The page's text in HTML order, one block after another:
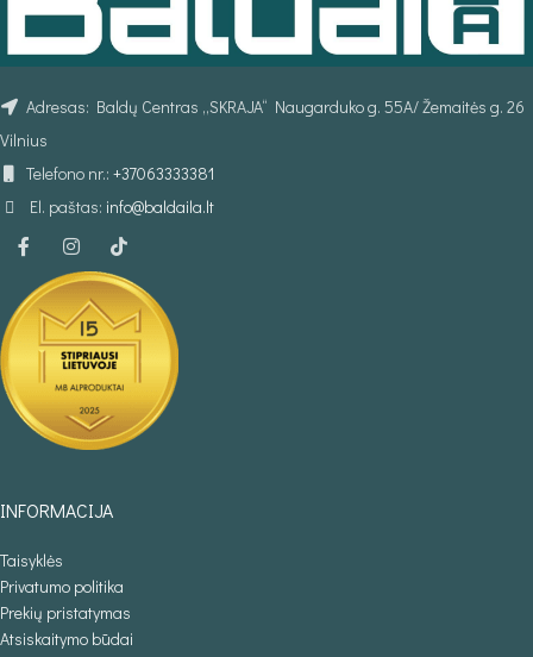
Adresas: Baldų Centras „SKRAJA“ Naugarduko g. 55A/ Žemaitės g. 26
Vilnius
Telefono nr.: +37063333381
El. paštas: info@baldaila.lt
INFORMACIJA
Taisyklės
Privatumo politika
Prekių pristatymas
Atsiskaitymo būdai